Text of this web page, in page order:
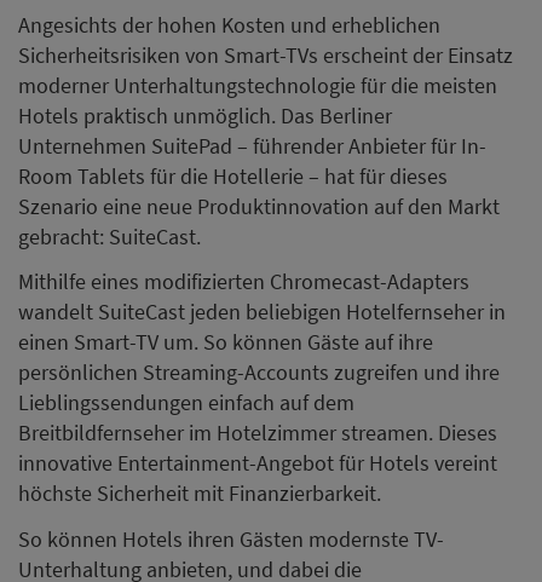
Angesichts der hohen Kosten und erheblichen
Sicherheitsrisiken von Smart-TVs erscheint der Einsatz
moderner Unterhaltungstechnologie für die meisten
Hotels praktisch unmöglich. Das Berliner
Unternehmen SuitePad – führender Anbieter für In-
Room Tablets für die Hotellerie – hat für dieses
Szenario eine neue Produktinnovation auf den Markt
gebracht: SuiteCast.
Mithilfe eines modifizierten Chromecast-Adapters
wandelt SuiteCast jeden beliebigen Hotelfernseher in
einen Smart-TV um. So können Gäste auf ihre
persönlichen Streaming-Accounts zugreifen und ihre
Lieblingssendungen einfach auf dem
Breitbildfernseher im Hotelzimmer streamen. Dieses
innovative Entertainment-Angebot für Hotels vereint
höchste Sicherheit mit Finanzierbarkeit.
So können Hotels ihren Gästen modernste TV-
Unterhaltung anbieten, und dabei die